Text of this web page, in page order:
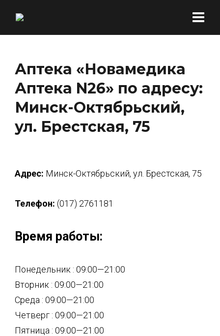
Аптека «Новамедика
Аптека N26» по адресу:
Минск-Октябрьский,
ул. Брестская, 75
Адрес: Минск-Октябрьский, ул. Брестская, 75
Телефон: (017) 2761181
Время работы:
Понедельник : 09:00—21:00
Вторник : 09:00—21:00
Среда : 09:00—21:00
Четверг : 09:00—21:00
Пятница : 09:00—21:00